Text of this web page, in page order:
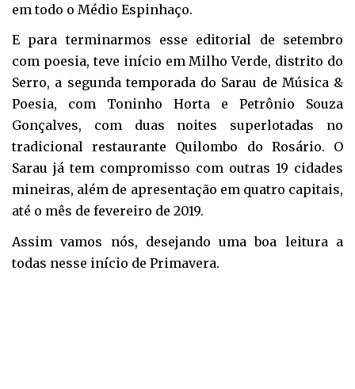
em todo o Médio Espinhaço.
E para terminarmos esse editorial de setembro
com poesia, teve início em Milho Verde, distrito do
Serro, a segunda temporada do Sarau de Música &
Poesia, com Toninho Horta e Petrônio Souza
Gonçalves, com duas noites superlotadas no
tradicional restaurante Quilombo do Rosário. O
Sarau já tem compromisso com outras 19 cidades
mineiras, além de apresentação em quatro capitais,
até o mês de fevereiro de 2019.
Assim vamos nós, desejando uma boa leitura a
todas nesse início de Primavera.